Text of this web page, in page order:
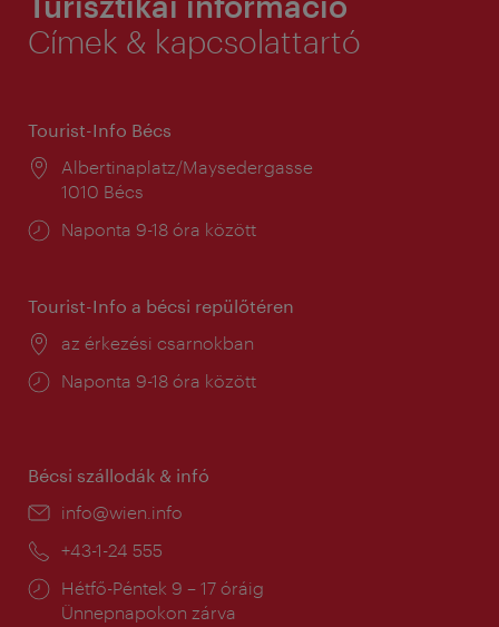
Címek & kapcsolattartó
Tourist-Info Bécs
Helyszín:
Albertinaplatz/Maysedergasse
1010 Bécs
Nyitva
Naponta 9-18 óra között
Tourist-Info a bécsi repülőtéren
Helyszín:
az érkezési csarnokban
Nyitva
Naponta 9-18 óra között
Bécsi szállodák & infó
E-
info@wien.info
Telefon:
+43-1-24 555
Nyitva
tartás:
Hétfő-Péntek 9 – 17 óráig
Ünnepnapokon zárva